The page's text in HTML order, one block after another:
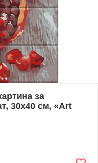
за
30x40 см, «Art